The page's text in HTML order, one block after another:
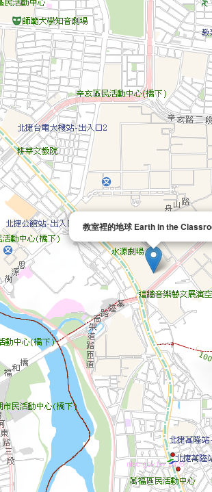
教室裡的地球 Earth in the